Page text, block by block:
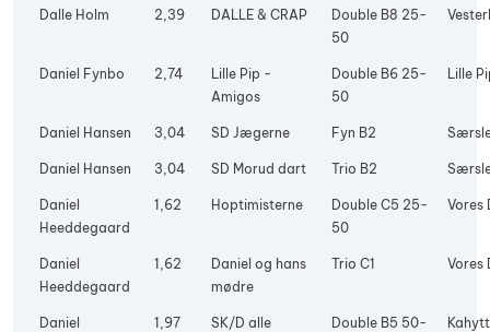
Dalle Holm 2,39 DALLE & CRAP
Double B8 25-
50
Daniel Fynbo 2,74
Lille Pip -
Amigos
Double B6 25-
50
Lille
Daniel Hansen 3,04 SD Jægerne Fyn B2
Daniel Hansen 3,04 SD Morud dart Trio B2
Daniel
Heeddegaard
1,62 Hoptimisterne
Double C5 25-
50
Vores
Daniel
Heeddegaard
1,62
Daniel og hans
mødre
Trio C1 Vores
Daniel
1,97 SK/D alle
Double B5 50-